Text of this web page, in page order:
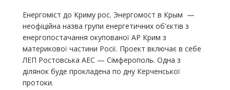
Енергоміст до Криму рос. Энергомост в Крым —
неофіційна назва групи енергетичних об'єктів з
енергопостачання окупованої АР Крим з
материкової частини Росії. Проект включає в себе
ЛЕП Ростовська АЕС — Сімферополь. Одна з
ділянок буде прокладена по дну Керченської
протоки.